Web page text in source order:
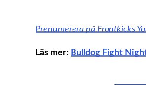
Prenumerera på Frontkicks
Läs mer: Bulldog Fight